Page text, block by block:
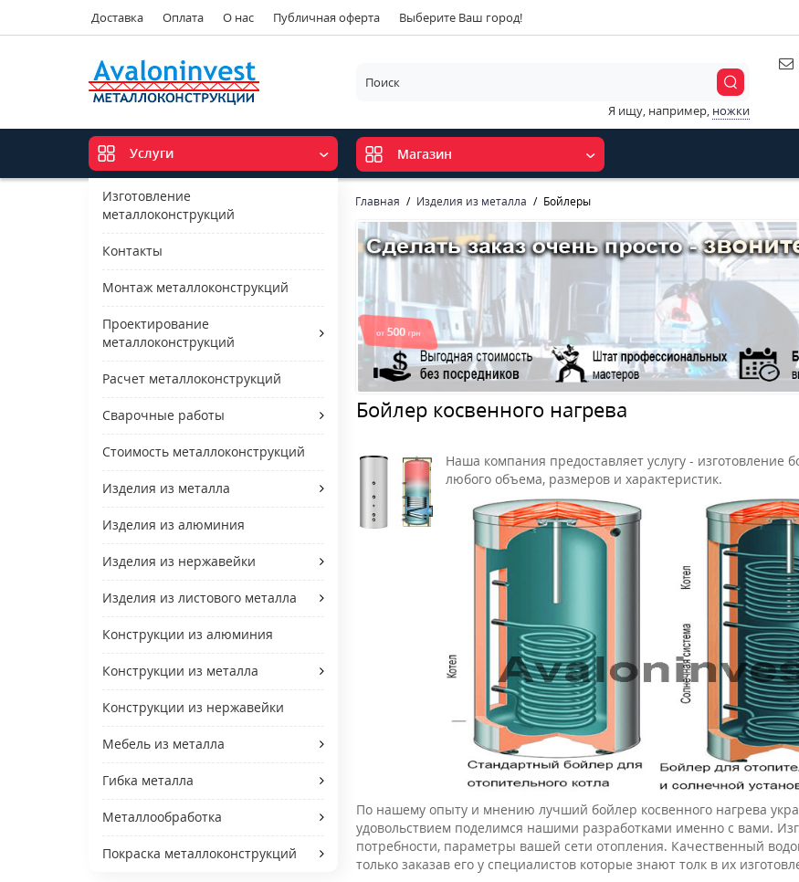
Доставка Оплата О нас Публичная оферта Выберите Ваш город!
Я ищу, например, ножки
Услуги
Изготовление
металлоконструкций
Контакты
Монтаж металлоконструкций
Проектирование
металлоконструкций
Расчет металлоконструкций
Сварочные работы
Стоимость металлоконструкций
Изделия из металла
Изделия из алюминия
Изделия из нержавейки
Изделия из листового металла
Конструкции из алюминия
Конструкции из металла
Конструкции из нержавейки
Мебель из металла
Гибка металла
Металлообработка
Покраска металлоконструкций
Магазин
Главная Изделия из металла Бойлеры
Бойлер косвенного нагрева
Наша компания предоставляет услугу -
любого объема, размеров и характеристик.
По нашему опыту и мнению лучший бойлер косвенного нагрева
удовольствием поделимся нашими разработками именно с вами.
потребности, параметры вашей сети отопления. Качественный
только заказав его у специалистов которые знают толк в их